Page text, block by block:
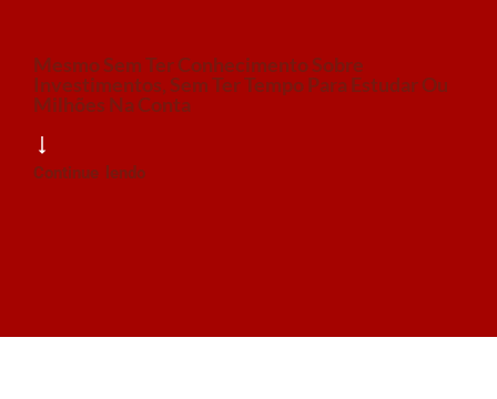
Mesmo Sem Ter Conhecimento Sobre
Investimentos, Sem Ter Tempo Para Estudar Ou
Milhões Na Conta
Continue lendo